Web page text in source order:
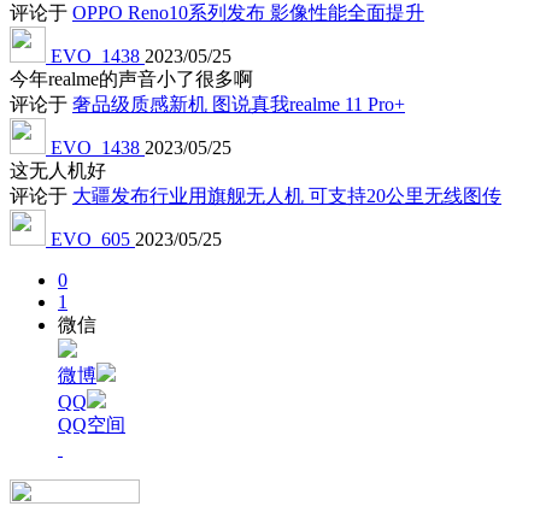
评论于 OPPO Reno10系列发布 影像性能全面提升
EVO_1438 2023/05/25
今年realme的声音小了很多啊
评论于 奢品级质感新机 图说真我realme 11 Pro+
EVO_1438 2023/05/25
这无人机好
评论于 大疆发布行业用旗舰无人机 可支持20公里无线图传
EVO_605 2023/05/25
0
1
微信
微博
QQ
QQ空间